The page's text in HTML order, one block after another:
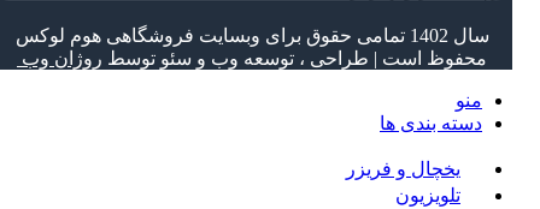
سال 1402 تمامی حقوق برای وبسایت فروشگاهی هوم لوکس
محفوظ است | طراحی ، توسعه وب و سئو توسط روژان وب
منو
دسته بندی ها
یخچال و فریزر
تلویزیون